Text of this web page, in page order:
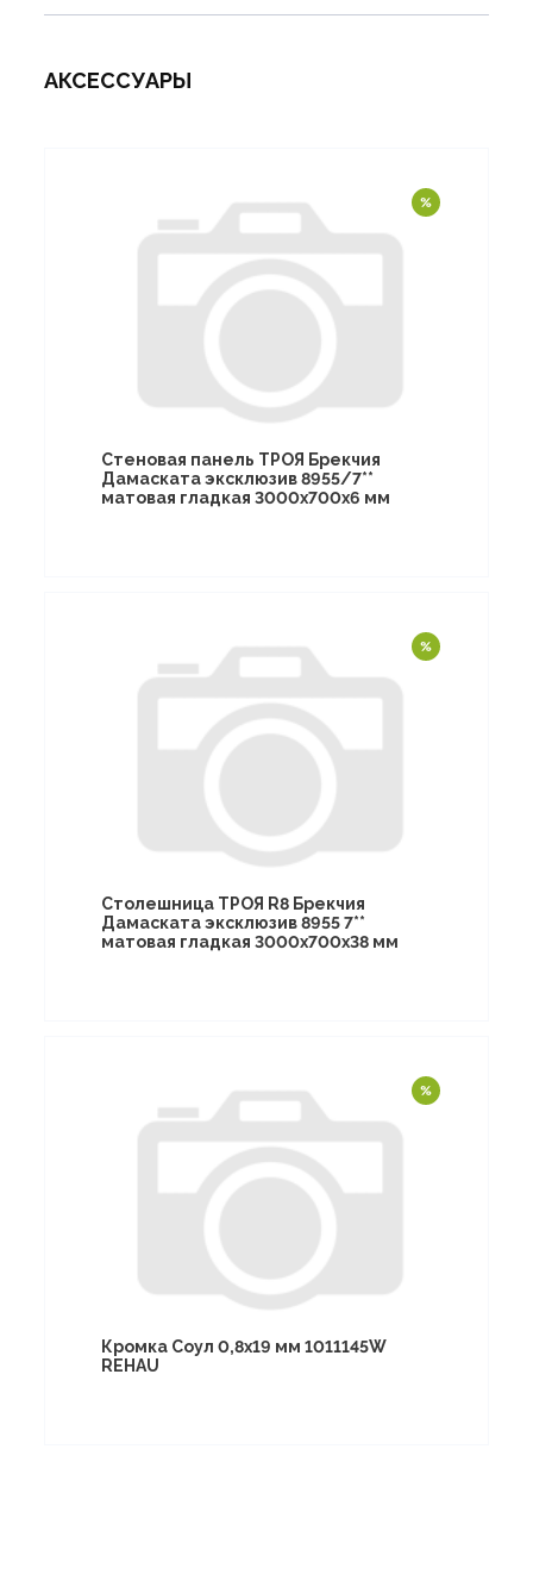
АКСЕССУАРЫ
Стеновая панель ТРОЯ Брекчия
Дамаската эксклюзив 8955/7**
матовая гладкая 3000х700х6 мм
Столешница ТРОЯ R8 Брекчия
Дамаската эксклюзив 8955 7**
матовая гладкая 3000х700х38 мм
Кромка Соул 0,8х19 мм 1011145W
REHAU